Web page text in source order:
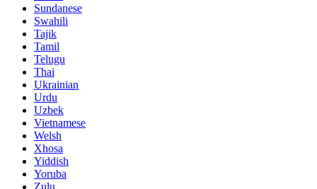
Sundanese
Swahili
Tajik
Tamil
Telugu
Thai
Ukrainian
Urdu
Uzbek
Vietnamese
Welsh
Xhosa
Yiddish
Yoruba